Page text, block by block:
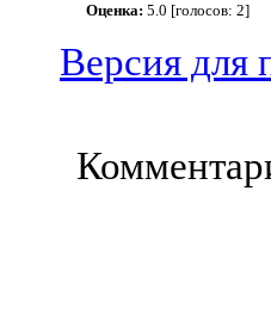
Оценка: 5.0 [голосов: 2]
Версия для